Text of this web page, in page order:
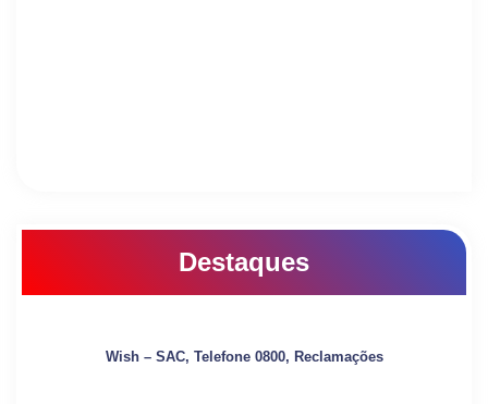
Destaques
Wish – SAC, Telefone 0800, Reclamações